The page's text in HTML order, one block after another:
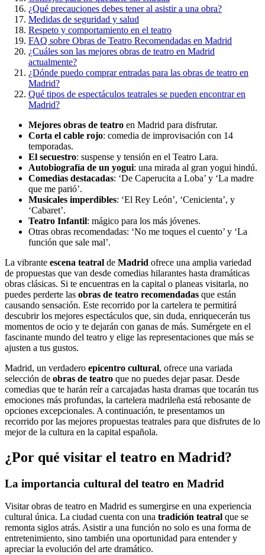
¿Qué precauciones debes tener al asistir a una obra?
Medidas de seguridad y salud
Respeto y comportamiento en el teatro
FAQ sobre Obras de Teatro Recomendadas en Madrid
¿Cuáles son las mejores obras de teatro en Madrid
actualmente?
¿Dónde puedo comprar entradas para las obras de teatro en
Madrid?
Qué tipos de espectáculos teatrales se pueden encontrar en
Madrid?
Mejores obras de teatro en Madrid para disfrutar.
Corta el cable rojo: comedia de improvisación con 14
temporadas.
El secuestro: suspense y tensión en el Teatro Lara.
Autobiografía de un yogui: una mirada al gran yogui hindú.
Comedias destacadas: ‘De Caperucita a Loba’ y ‘La madre
que me parió’.
Musicales imperdibles: ‘El Rey León’, ‘Cenicienta’, y
‘Cabaret’.
Teatro Infantil: mágico para los más jóvenes.
Otras obras recomendadas: ‘No me toques el cuento’ y ‘La
función que sale mal’.
La vibrante escena teatral de Madrid ofrece una amplia variedad
de propuestas que van desde comedias hilarantes hasta dramáticas
obras clásicas. Si te encuentras en la capital o planeas visitarla, no
puedes perderte las obras de teatro recomendadas que están
causando sensación. Este recorrido por la cartelera te permitirá
descubrir los mejores espectáculos que, sin duda, enriquecerán tus
momentos de ocio y te dejarán con ganas de más. Sumérgete en el
fascinante mundo del teatro y elige las representaciones que más se
ajusten a tus gustos.
Madrid, un verdadero epicentro cultural, ofrece una variada
selección de obras de teatro que no puedes dejar pasar. Desde
comedias que te harán reír a carcajadas hasta dramas que tocarán tus
emociones más profundas, la cartelera madrileña está rebosante de
opciones excepcionales. A continuación, te presentamos un
recorrido por las mejores propuestas teatrales para que disfrutes de lo
mejor de la cultura en la capital española.
¿Por qué visitar el teatro en Madrid?
La importancia cultural del teatro en Madrid
Visitar obras de teatro en Madrid es sumergirse en una experiencia
cultural única. La ciudad cuenta con una tradición teatral que se
remonta siglos atrás. Asistir a una función no solo es una forma de
entretenimiento, sino también una oportunidad para entender y
apreciar la evolución del arte dramático.